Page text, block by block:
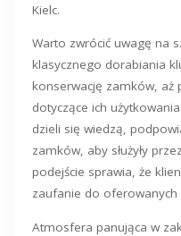
Kielc.
Warto zwrócić uwagę na
klasycznego dorabiania
konserwację zamków, aż
dotyczące ich
dzieli się wiedzą,
zamków, aby służyły
podejście sprawia, że
zaufanie do oferowanych
Atmosfera panująca w